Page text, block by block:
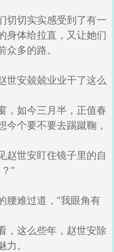
切切实实感受到了有一
身体给拉直，又让她们
多的路。
世安兢兢业业干了这么
，如今三月半，正值春
今个要不要去踢蹴鞠，
赵世安盯住镜子里的自
”
腰难过道，“我眼角有
，这么些年，赵世安除
。